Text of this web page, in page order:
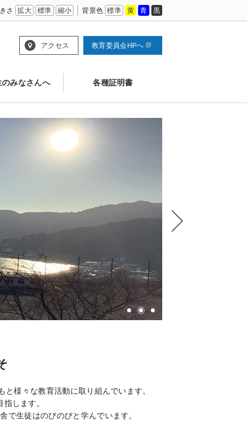
さ 拡大 標準 縮小 背景色 標準 黄 青 黒
アクセス 教育委員会HPへ
のみなさんへ 各種証明書
様々な教育活動に取り組んでいます。
します。
で生徒はのびのびと学んでいます。